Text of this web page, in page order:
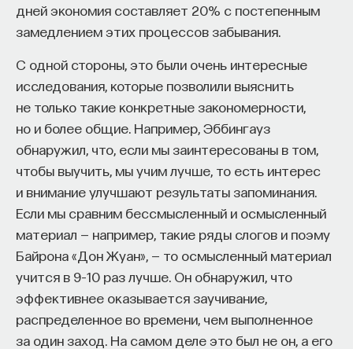
дней экономия составляет 20% с постепенным
замедлением этих процессов забывания.
С одной стороны, это были очень интересные
исследования, которые позволили выяснить
не только такие конкретные закономерности,
но и более общие. Например, Эббингауз
обнаружил, что, если мы заинтересованы в том,
чтобы выучить, мы учим лучше, то есть интерес
и внимание улучшают результаты запоминания.
Если мы сравним бессмысленный и осмысленный
материал — например, такие ряды слогов и поэму
Байрона «Дон Жуан», — то осмысленный материал
учится в 9–10 раз лучше. Он обнаружил, что
эффективнее оказывается заучивание,
распределенное во времени, чем выполненное
за один заход. На самом деле это был не он, а его